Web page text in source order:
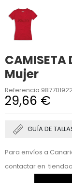
CAMISETA
Mujer
Referencia
29,66 €
GUÍA DE
Para envíos a
contactar en